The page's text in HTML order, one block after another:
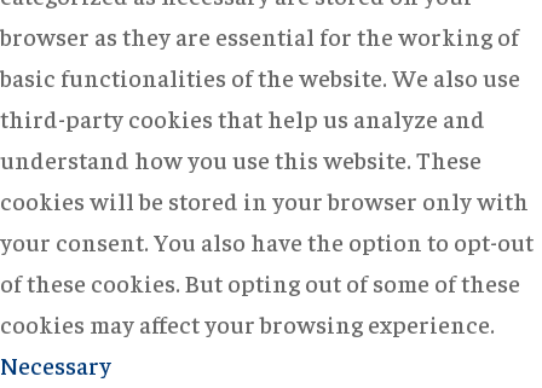
browser as they are essential for the working of
basic functionalities of the website. We also use
third-party cookies that help us analyze and
understand how you use this website. These
cookies will be stored in your browser only with
your consent. You also have the option to opt-out
of these cookies. But opting out of some of these
cookies may affect your browsing experience.
Necessary